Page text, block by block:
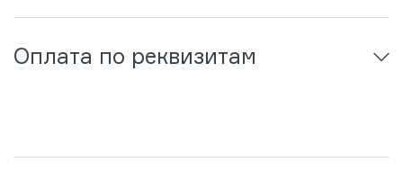
Оплата по реквизитам